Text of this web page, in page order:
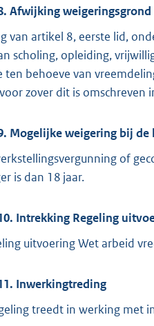
Afwijking
van artikel 8, eerste lid,
scholing, opleiding,
ten behoeve van
zover dit is omschreven
Mogelijke weigering bij de
of
is dan 18 jaar.
Intrekking Regeling
uitvoering Wet arbeid
Inwerkingtreding
treedt in werking met